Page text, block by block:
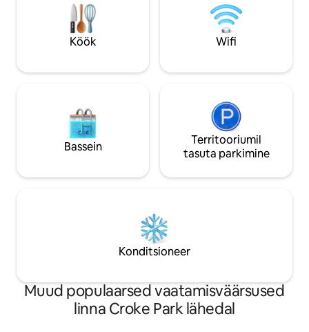
põllumajandusloomadega (hobune,
alpaka, lambad, kitsed) Otsene buss
kesklinna on vaid 350 m kaugusel. Ei sobi
väikelastele ega haigetele.
voogedastuseks.
Köök Wifi
Bassein
Territooriumil
tasuta parkimine
Konditsioneer
Muud populaarsed vaatamisväärsused
linna Croke Park lähedal